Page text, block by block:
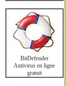
BitDefender
Antivirus en ligne
gratuit